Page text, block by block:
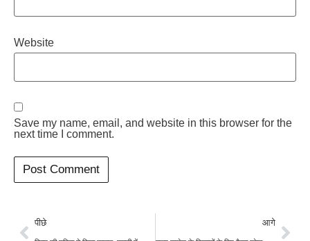
Website
Save my name, email, and website in this browser for the
next time I comment.
पीछे आगे